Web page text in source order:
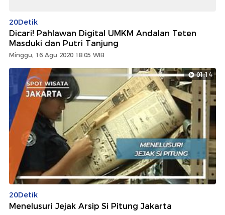
20Detik
Dicari! Pahlawan Digital UMKM Andalan Teten
Masduki dan Putri Tanjung
Minggu, 16 Agu 2020 18:05 WIB
01:14
20Detik
Menelusuri Jejak Arsip Si Pitung Jakarta